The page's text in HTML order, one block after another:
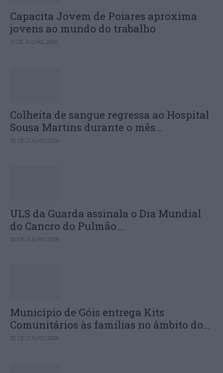
Capacita Jovem de Poiares aproxima
jovens ao mundo do trabalho
31 DE JULHO, 2026
Colheita de sangue regressa ao Hospital
Sousa Martins durante o mês...
30 DE JULHO, 2026
ULS da Guarda assinala o Dia Mundial
do Cancro do Pulmão...
30 DE JULHO, 2026
Município de Góis entrega Kits
Comunitários às famílias no âmbito do...
30 DE JULHO, 2026